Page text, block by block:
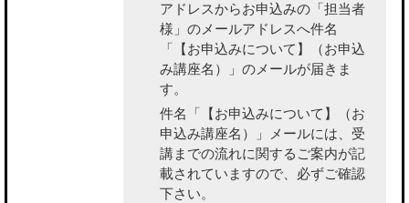
アドレスからお申込みの「担当者
様」のメールアドレスへ件名
「【お申込みについて】（お申込
み講座名）」のメールが届きま
す。
件名「【お申込みについて】（お
申込み講座名）」メールには、受
講までの流れに関するご案内が記
載されていますので、必ずご確認
下さい。